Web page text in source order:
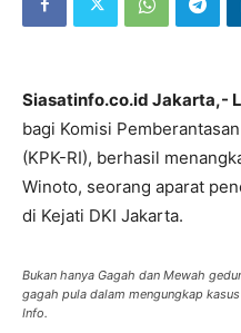
Siasatinfo.co.id Jakarta,-
bagi Komisi
(KPK-RI), berhasil
Winoto, seorang aparat
di Kejati DKI Jakarta.
Bukan hanya Gagah dan Mewah
gagah pula dalam mengungkap
Info.